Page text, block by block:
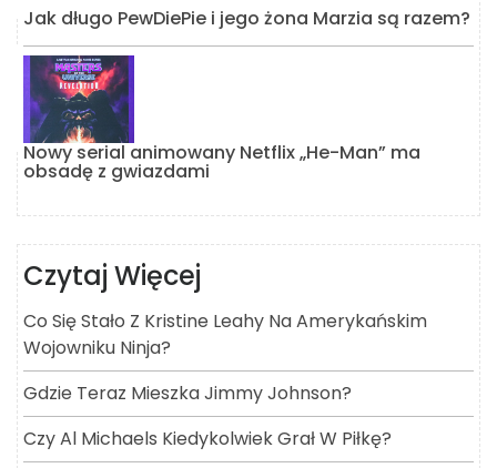
Jak długo PewDiePie i jego żona Marzia są razem?
Nowy serial animowany Netflix „He-Man” ma
obsadę z gwiazdami
Czytaj Więcej
Co Się Stało Z Kristine Leahy Na Amerykańskim
Wojowniku Ninja?
Gdzie Teraz Mieszka Jimmy Johnson?
Czy Al Michaels Kiedykolwiek Grał W Piłkę?